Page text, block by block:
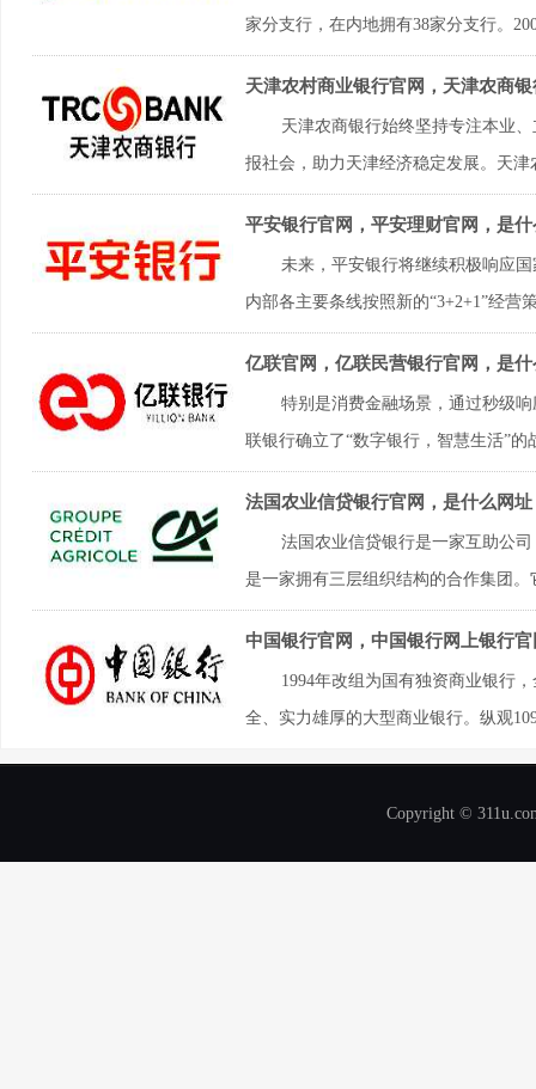
家分支行，在内地拥有38家分支行。
天津农村商业银行官网，天津农商
天津农商银行始终坚持专注本业
报社会，助力天津经济稳定发展。天
平安银行官网，平安理财官网，是
未来，平安银行将继续积极响应
内部各主要条线按照新的“3+2+1”经营
亿联官网，亿联民营银行官网，是
特别是消费金融场景，通过秒级
联银行确立了“数字银行，智慧生活”
法国农业信贷银行官网，是什么网址
法国农业信贷银行是一家互助公
是一家拥有三层组织结构的合作集团
中国银行官网，中国银行网上银行
1994年改组为国有独资商业银行
全、实力雄厚的大型商业银行。纵观
Copyright ©